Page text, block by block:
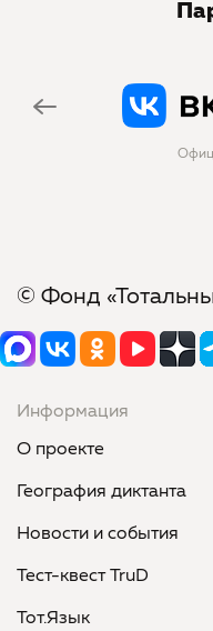
© Фонд
Информация
О проекте
География диктанта
Новости и события
Тест-квест TruD
Тот.Язык